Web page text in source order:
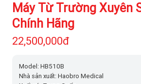
Máy Từ Trường Xuyên
Chính Hãng
22,500,000đ
Model: HB510B
Nhà sản xuất: Haobro Medical